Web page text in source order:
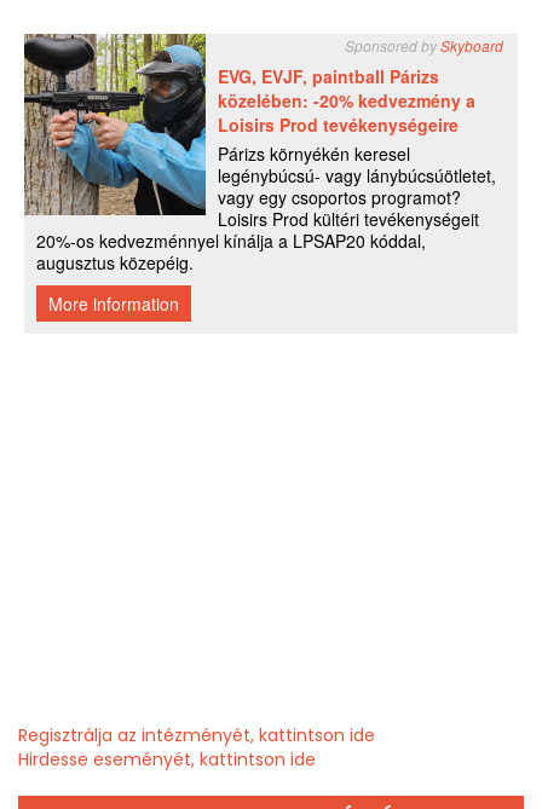
Regisztrálja az intézményét, kattintson ide
Hirdesse eseményét, kattintson ide